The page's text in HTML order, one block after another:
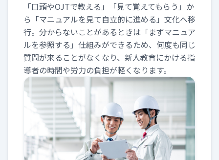
「口頭やOJTで教える」「見て覚えてもらう」か
ら「マニュアルを見て自立的に進める」文化へ移
行。分からないことがあるときは「まずマニュア
ルを参照する」仕組みができるため、何度も同じ
質問が来ることがなくなり、新人教育にかける指
導者の時間や労力の負担が軽くなります。